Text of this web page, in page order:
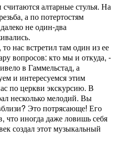
алтарные стулья. На
а по потертостям
не один-два
нас встретил там один из ее
вопросов: кто мы и откуда, -
в Гаммельстад, а
и интересуемся этим
по церкви экскурсию. В
несколько мелодий. Вы
Это потрясающе! Его
что иногда даже ловишь себя
создал этот музыкальный